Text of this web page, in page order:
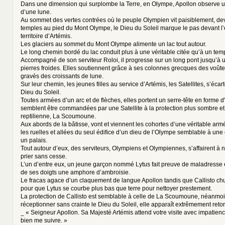
Dans une dimension qui surplombe la Terre, en Olympe, Apollon observe
d’une lune.
Au sommet des vertes contrées où le peuple Olympien vit paisiblement,
temples au pied du Mont Olympe, le Dieu du Soleil marque le pas devant
territoire d’Artémis.
Les glaciers au sommet du Mont Olympe alimente un lac tout autour.
Le long chemin bordé du lac conduit plus à une véritable citée qu’à un
Accompagné de son serviteur Roloi, il progresse sur un long pont jusqu’à
pierres froides. Elles soutiennent grâce à ses colonnes grecques des
gravés des croissants de lune.
Sur leur chemin, les jeunes filles au service d’Artémis, les Satellites,
Dieu du Soleil.
Toutes armées d’un arc et de flèches, elles portent un serre-tête en forme
semblent être commandées par une Satellite à la protection plus sombre
reptilienne, La Scoumoune.
Aux abords de la bâtisse, vont et viennent les cohortes d’une véritable
les ruelles et allées du seul édifice d’un dieu de l’Olympe semblable à une
un palais.
Tout autour d’eux, des serviteurs, Olympiens et Olympiennes, s’affairent à
prier sans cesse.
L’un d’entre eux, un jeune garçon nommé Lytus fait preuve de
de ses doigts une amphore d’ambroisie.
Le fracas agace d’un claquement de langue Apollon tandis que Callisto
pour que Lytus se courbe plus bas que terre pour nettoyer prestement.
La protection de Callisto est semblable à celle de La Scoumoune,
réceptionner sans crainte le Dieu du Soleil, elle apparaît extrêmement
_ « Seigneur Apollon. Sa Majesté Artémis attend votre visite avec
bien me suivre. »